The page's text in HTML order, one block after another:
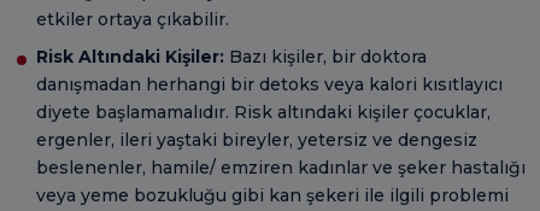
etkiler ortaya çıkabilir.
Risk Altındaki Kişiler: Bazı kişiler, bir doktora
danışmadan herhangi bir detoks veya kalori kısıtlayıcı
diyete başlamamalıdır. Risk altındaki kişiler çocuklar,
ergenler, ileri yaştaki bireyler, yetersiz ve dengesiz
beslenenler, hamile/ emziren kadınlar ve şeker hastalığı
veya yeme bozukluğu gibi kan şekeri ile ilgili problemi